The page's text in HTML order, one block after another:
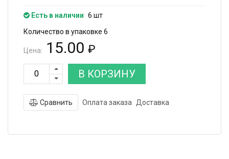
Есть в наличии 6 шт
Количество в упаковке 6
Цена: 15.00 ₽
В КОРЗИНУ
Сравнить Оплата заказа Доставка